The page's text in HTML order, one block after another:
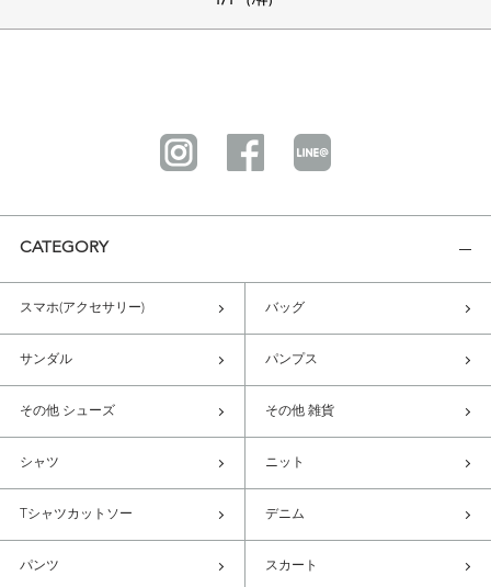
CATEGORY
スマホ(アクセサリー) バッグ
サンダル パンプス
その他 シューズ その他 雑貨
シャツ ニット
Tシャツカットソー デニム
パンツ スカート